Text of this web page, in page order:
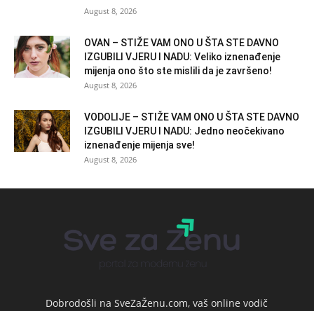
August 8, 2026
OVAN – STIŽE VAM ONO U ŠTA STE DAVNO
IZGUBILI VJERU I NADU: Veliko iznenađenje
mijenja ono što ste mislili da je završeno!
August 8, 2026
VODOLIJE – STIŽE VAM ONO U ŠTA STE DAVNO
IZGUBILI VJERU I NADU: Jedno neočekivano
iznenađenje mijenja sve!
August 8, 2026
Dobrodošli na SveZaŽenu.com, vaš online vodič